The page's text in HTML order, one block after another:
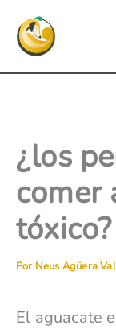
contenido
¿los
comer
tóxico?
Por Neus Agüera
El aguacate